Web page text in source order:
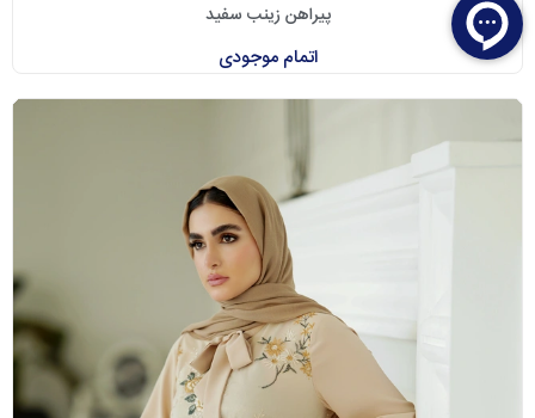
پیراهن زینب سفید
اتمام موجودی